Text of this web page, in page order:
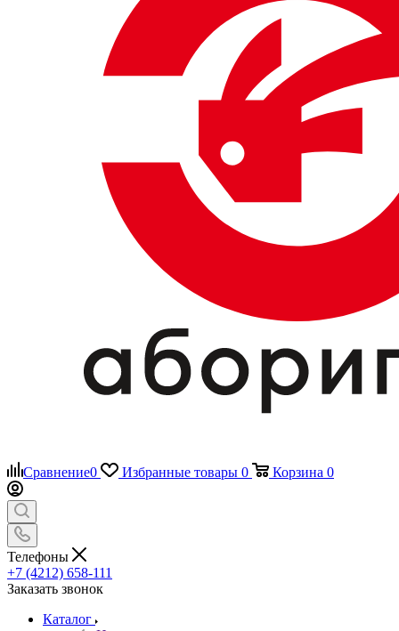
Сравнение0 Избранные товары 0 Корзина 0
Телефоны
+7 (4212) 658-111
Заказать звонок
Каталог